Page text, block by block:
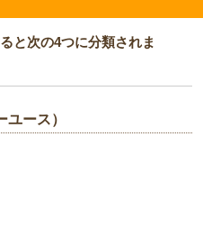
と次の4つに分類されま
ース）